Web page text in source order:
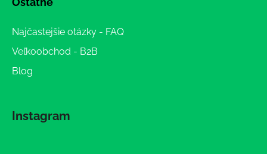
Najčastejšie otázky - FAQ
Veľkoobchod - B2B
Blog
Instagram